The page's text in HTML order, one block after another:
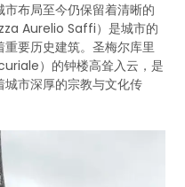
布局至今仍保留着清晰的
Aurelio Saffi）是城市的
要历史建筑。圣梅尔库里
）的钟楼高耸入云，是
市深厚的宗教与文化传